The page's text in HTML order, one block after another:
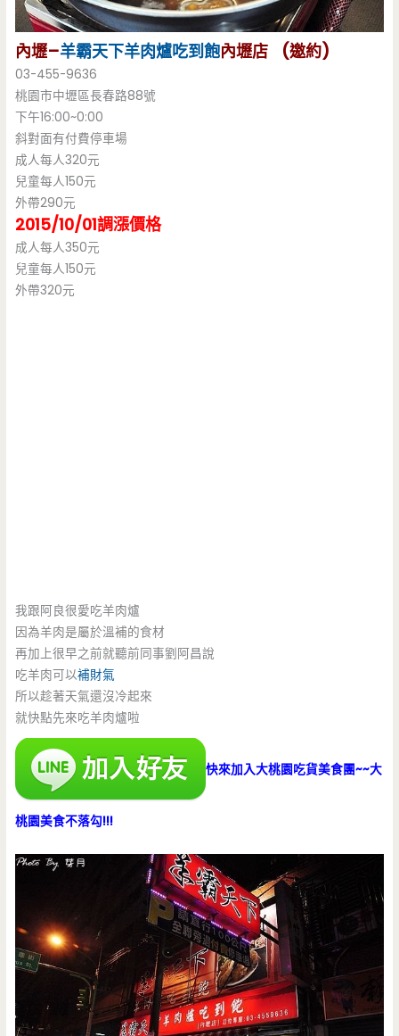
內壢–羊霸天下羊肉爐吃到飽內壢店 (邀約)
03-455-9636
桃園市中壢區長春路88號
下午16:00~0:00
斜對面有付費停車場
成人每人320元
兒童每人150元
外帶290元
2015/10/01調漲價格
成人每人350元
兒童每人150元
外帶320元
我跟阿良很愛吃羊肉爐
因為羊肉是屬於溫補的食材
再加上很早之前就聽前同事劉阿昌說
吃羊肉可以補財氣
所以趁著天氣還沒冷起來
就快點先來吃羊肉爐啦
快來加入大桃園吃貨美食團~~大
桃園美食不落勾!!!